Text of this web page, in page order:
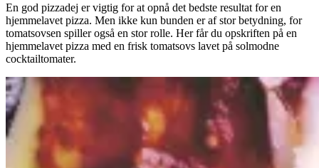
En god pizzadej er vigtig for at opnå det bedste resultat for en
hjemmelavet pizza. Men ikke kun bunden er af stor betydning, for
tomatsovsen spiller også en stor rolle. Her får du opskriften på en
hjemmelavet pizza med en frisk tomatsovs lavet på solmodne
cocktailtomater.